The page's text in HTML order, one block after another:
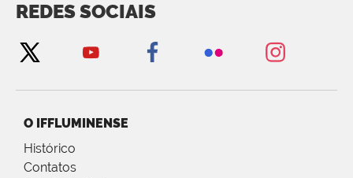
REDES SOCIAIS
O IFFLUMINENSE
Histórico
Contatos